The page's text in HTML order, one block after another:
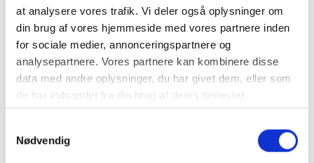
at analysere vores trafik. Vi deler også oplysninger om
din brug af vores hjemmeside med vores partnere inden
for sociale medier, annonceringspartnere og
analysepartnere. Vores partnere kan kombinere disse
data med andre oplysninger, du har givet dem, eller som
de har indsamlet fra din brug af deres tjenester.
Nødvendig
Berøringsfri håndspritdispenser i lækkert dansk
design fra Serumony
Serumony er et 100% dansk brand, der er designet til at gøre
eksklusive og lækre
og refill, der er
allergivenlige og bæredygtige. Det er dispensere, du gerne vil have